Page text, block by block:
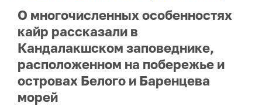
О многочисленных особенностях
кайр рассказали в
Кандалакшском заповеднике,
расположенном на побережье и
островах Белого и Баренцева
морей